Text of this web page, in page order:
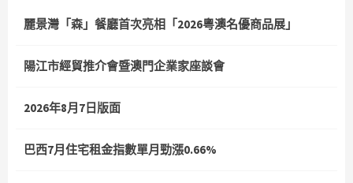
麗景灣「森」餐廳首次亮相「2026粵澳名優商品展」
陽江市經貿推介會暨澳門企業家座談會
2026年8月7日版面
巴西7月住宅租金指數單月勁漲0.66%